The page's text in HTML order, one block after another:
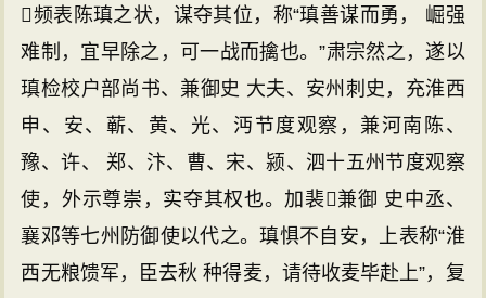
频表陈瑱之状，谋夺其位，称“瑱善谋而勇， 崛强
难制，宜早除之，可一战而擒也。”肃宗然之，遂以
瑱检校户部尚书、兼御史 大夫、安州刺史，充淮西
申、安、蕲、黄、光、沔节度观察，兼河南陈、
豫、许、 郑、汴、曹、宋、颍、泗十五州节度观察
使，外示尊崇，实夺其权也。加裴兼御 史中丞、
襄邓等七州防御使以代之。瑱惧不自安，上表称“淮
西无粮馈军，臣去秋 种得麦，请待收麦毕赴上”，复